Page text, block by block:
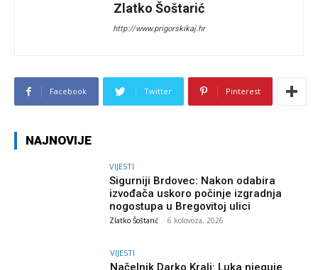
Zlatko Šoštarić
http://www.prigorskikaj.hr
Facebook Twitter Pinterest
NAJNOVIJE
VIJESTI
Sigurniji Brdovec: Nakon odabira
izvođača uskoro počinje izgradnja
nogostupa u Bregovitoj ulici
Zlatko Šoštarić - 6 kolovoza, 2026
VIJESTI
Načelnik Darko Kralj: Luka njeguje